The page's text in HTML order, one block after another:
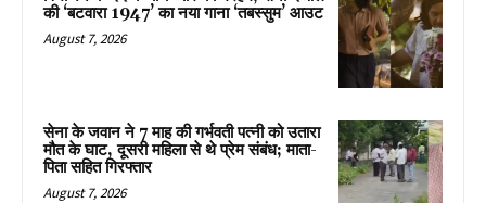
की ‘बटवारा 1947’ का नया गाना ‘तबस्सुम’ आउट
August 7, 2026
सेना के जवान ने 7 माह की गर्भवती पत्नी को उतारा
मौत के घाट, दूसरी महिला से थे प्रेम संबंध; माता-
पिता सहित गिरफ्तार
August 7, 2026